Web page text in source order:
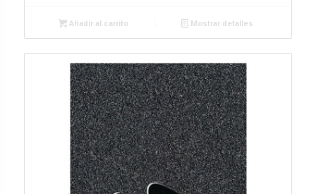
Añadir al carrito Mostrar detalles